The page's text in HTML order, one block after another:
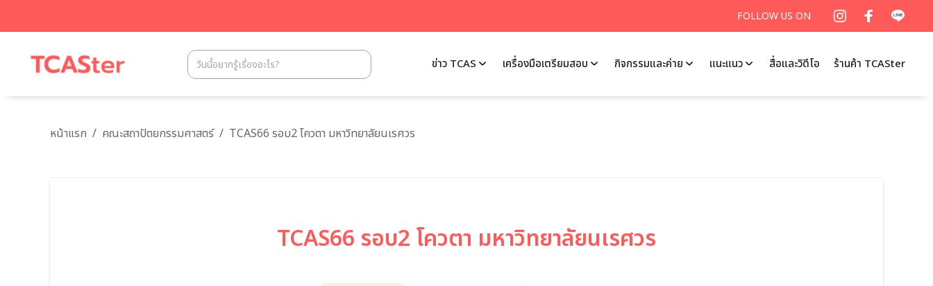
FOLLOW US ON
ข่าว TCAS เครื่องมือเตรียมสอบ กิจกรรมและค่าย แนะแนว สื่อและวิดีโอ ร้านค้า TCASter
หน้าแรก / คณะสถาปัตยกรรมศาสตร์ / TCAS66 รอบ2 โควตา มหาวิทยาลัยนเรศวร
TCAS66 รอบ2 โควตา มหาวิทยาลัยนเรศวร